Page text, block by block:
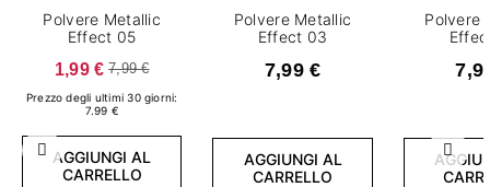
Precedente
Polvere Metallic
Effect 05
1,99 € 7,99 €
Prezzo degli ultimi 30 giorni:
7.99 €
AGGIUNGI AL
CARRELLO
Polvere Metallic
Effect 03
7,99 €
AGGIUNGI AL
CARRELLO
Polvere